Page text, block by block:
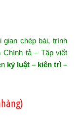
gian chép bài, trình
Chính tả – Tập viết
kỷ luật – kiên trì –